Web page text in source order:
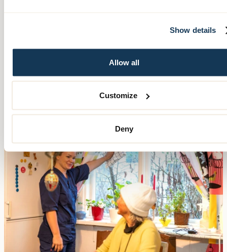
Show details
Allow all
Customize
Deny